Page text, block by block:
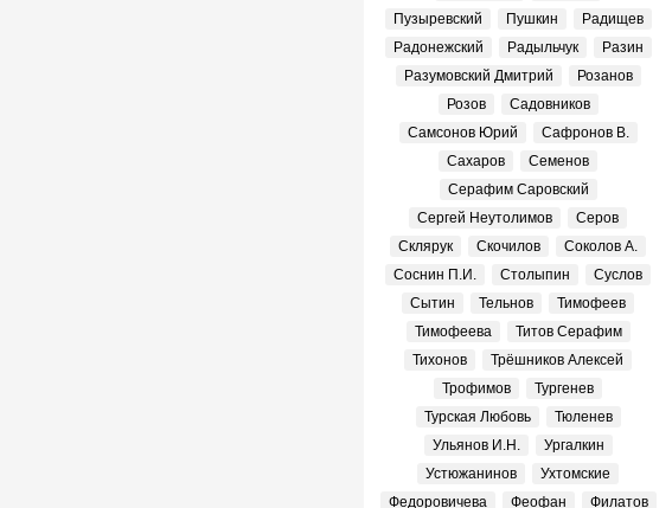
Пузыревский
Пушкин
Радищев
Радонежский
Радыльчук
Разин
Разумовский Дмитрий
Розанов
Розов
Садовников
Самсонов Юрий
Сафронов В.
Сахаров
Семенов
Серафим Саровский
Сергей Неутолимов
Серов
Склярук
Скочилов
Соколов А.
Соснин П.И.
Столыпин
Суслов
Сытин
Тельнов
Тимофеев
Тимофеева
Титов Серафим
Тихонов
Трёшников Алексей
Трофимов
Тургенев
Турская Любовь
Тюленев
Ульянов И.Н.
Ургалкин
Устюжанинов
Ухтомские
Федоровичева
Феофан Филатов